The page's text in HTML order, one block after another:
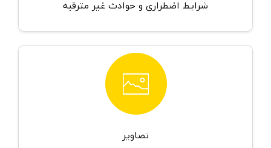
شرایط اضطراری و حوادث غیر مترقبه
تصاویر